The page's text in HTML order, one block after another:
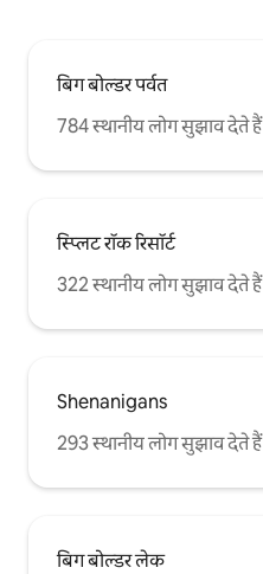
बिग बोल्डर पर्वत
784 स्थानीय लोग सुझाव देते हैं
स्प्लिट रॉक रिसॉर्ट
322 स्थानीय लोग सुझाव देते हैं
Shenanigans
293 स्थानीय लोग सुझाव देते हैं
बिग बोल्डर लेक